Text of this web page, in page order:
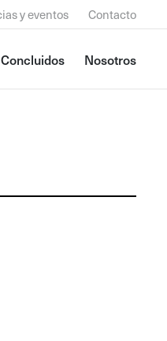
y eventos Contacto
Concluidos Nosotros